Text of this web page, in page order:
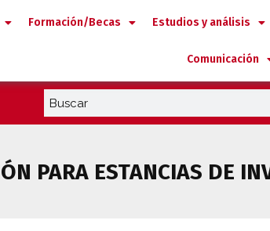
Formación/Becas Estudios y análisis
Comunicación
PARA ESTANCIAS DE